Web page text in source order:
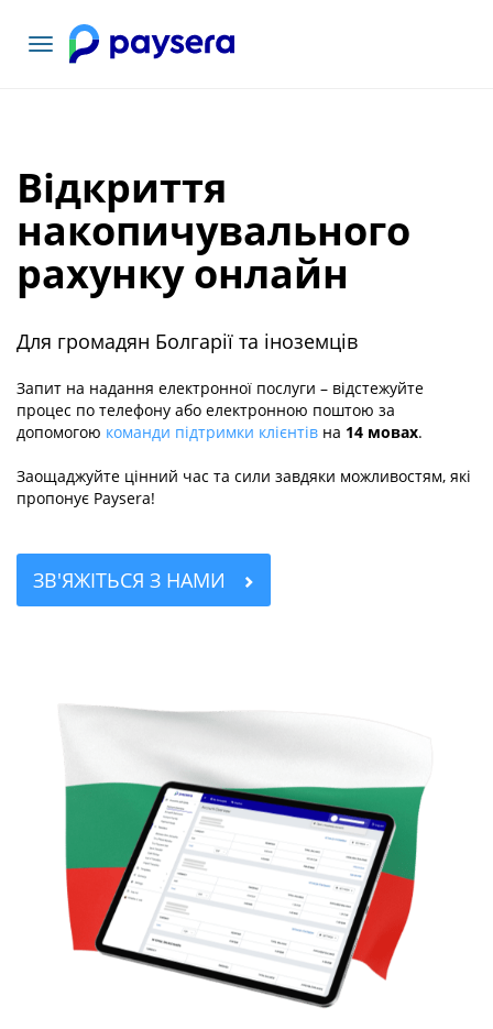
Переключити
навігацію
Відкриття
накопичувального
рахунку онлайн
Для громадян Болгарії та іноземців
Запит на надання електронної послуги – відстежуйте
процес по телефону або електронною поштою за
допомогою команди підтримки клієнтів на 14 мовах.
Заощаджуйте цінний час та сили завдяки можливостям, які
пропонує Paysera!
ЗВ'ЯЖІТЬСЯ З НАМИ